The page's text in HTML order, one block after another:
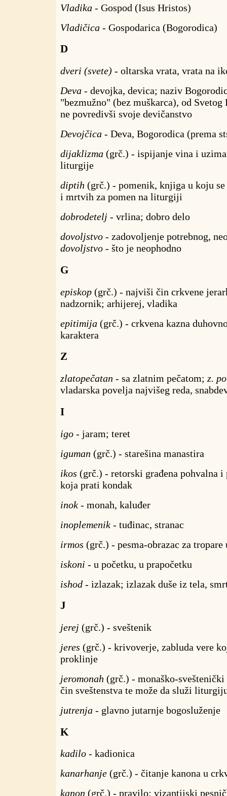
Vladika - Gospod (Isus Hristos)
Vladičica - Gospodarica (Bogorodica)
D
dveri (svete) - oltarska vrata, vrata na
Deva - devojka, devica; naziv
"bezmužno" (bez muškarca), od
ne povredivši svoje devičanstvo
Devojčica - Deva, Bogorodica (prema
dijaklizma (grč.) - ispijanje vina i
liturgije
diptih (grč.) - pomenik, knjiga u koju
i mrtvih za pomen na liturgiji
dobrodetelj - vrlina; dobro delo
dovoljstvo - zadovoljenje potrebnog,
dovoljstvo - što je neophodno
G
episkop (grč.) - najviši čin crkvene
nadzornik; arhijerej, vladika
epitimija (grč.) - crkvena kazna
karaktera
Z
zlatopečatan - sa zlatnim pečatom; z.
vladarska povelja najvišeg reda,
I
igo - jaram; teret
iguman (grč.) - starešina manastira
ikos (grč.) - retorski građena pohvalna i
koja prati kondak
inok - monah, kaluđer
inoplemenik - tuđinac, stranac
irmos (grč.) - pesma-obrazac za
iskoni - u početku, u prapočetku
ishod - izlazak; izlazak duše iz tela,
J
jerej (grč.) - sveštenik
jeres (grč.) - krivoverje, zabluda vere
proklinje
jeromonah (grč.) - monaško-
čin sveštenstva te može da služi
jutrenja - glavno jutarnje bogosluženje
K
kadilo - kadionica
kanarhanje (grč.) - čitanje kanona u
kanon (grč.) - pravilo; vizantijski